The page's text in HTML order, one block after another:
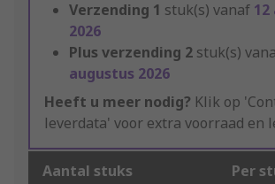
Verzending 1 stuk(s) vanaf
2026
Plus verzending 2 stuk(s)
augustus 2026
Heeft u meer nodig? Klik op
leverdata' voor extra voorraad en
Aantal stuks Per